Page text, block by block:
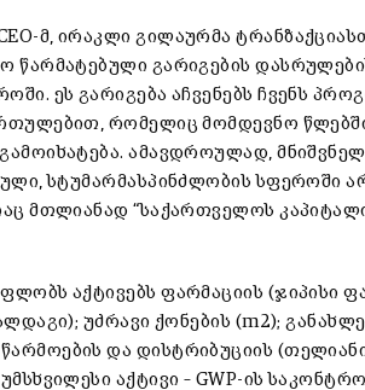
მ, ირაკლი გილაურმა
წარმატებული გარიგების
ეს გარიგება აჩვენებს ჩვენს
რომელიც მომდევნო წლებში
ამავდროულად,
სტუმარმასპინძლობის სფეროში
მთლიანად “საქართველოს
აქტივებს ფარმაციის (ჯიპისი
უძრავი ქონების (m2);
და დისტრიბუციის
აქტივი – GWP-ის